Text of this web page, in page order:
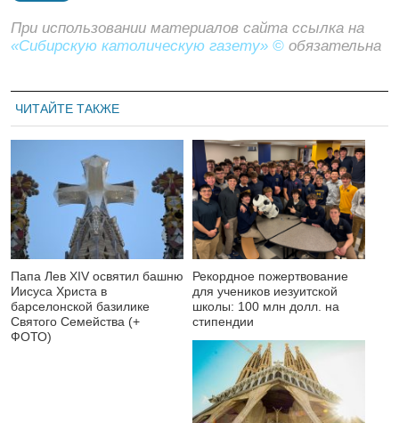
При использовании материалов сайта ссылка на
«Сибирскую католическую газету» © обязательна
ЧИТАЙТЕ ТАКЖЕ
Папа Лев XIV освятил башню
Иисуса Христа в
барселонской базилике
Святого Семейства (+
ФОТО)
Рекордное пожертвование
для учеников иезуитской
школы: 100 млн долл. на
стипендии